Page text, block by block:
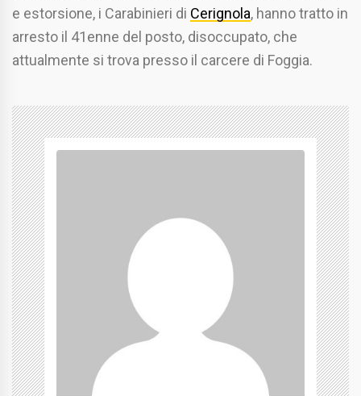
e estorsione, i Carabinieri di Cerignola, hanno tratto in
arresto il 41enne del posto, disoccupato, che
attualmente si trova presso il carcere di Foggia.